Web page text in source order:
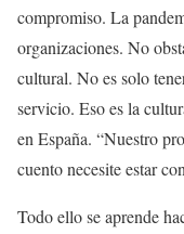
compromiso. La
organizaciones. No
cultural. No es solo
servicio. Eso es la
en España. “Nuestro
cuento necesite estar
Todo ello se aprende